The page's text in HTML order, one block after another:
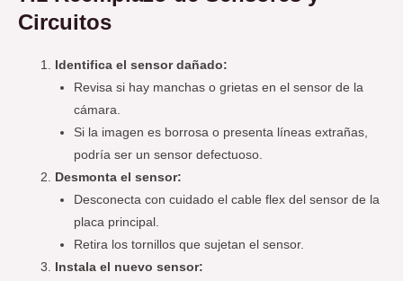
Circuitos
Identifica el sensor dañado:
Revisa si hay manchas o grietas en el sensor de la
cámara.
Si la imagen es borrosa o presenta líneas extrañas,
podría ser un sensor defectuoso.
Desmonta el sensor:
Desconecta con cuidado el cable flex del sensor de la
placa principal.
Retira los tornillos que sujetan el sensor.
Instala el nuevo sensor: